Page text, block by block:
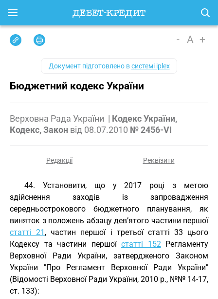
- A +
Документ підготовлено всистемі iplex
Бюджетний кодекс України
Верховна Рада України | Кодекс України,
Кодекс, Закон від 08.07.2010 № 2456-VI
Редакції Реквізити
44. Установити, що у 2017 році з метою
здійснення заходів із запровадження
середньострокового бюджетного планування, як
виняток з положень абзацу дев’ятого частини першої
статті 21 , частин першої і третьої статті 33 цього
Кодексу та частини першої статті 152Регламенту
Верховної Ради України, затвердженого Законом
України "Про Регламент Верховної Ради України"
(Відомості Верховної Ради України, 2010 р., №№ 14-17,
ст. 133):